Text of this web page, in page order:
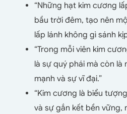
“Những hạt kim cương
bầu trời đêm, tạo nên
lấp lánh không gì sánh
“Trong mỗi viên kim
là sự quý phái mà còn
mạnh và sự vĩ đại.”
“Kim cương là biểu
và sự gắn kết bền